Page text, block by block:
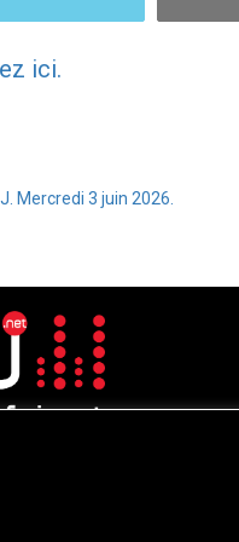
ici.
Mercredi 3 juin 2026.